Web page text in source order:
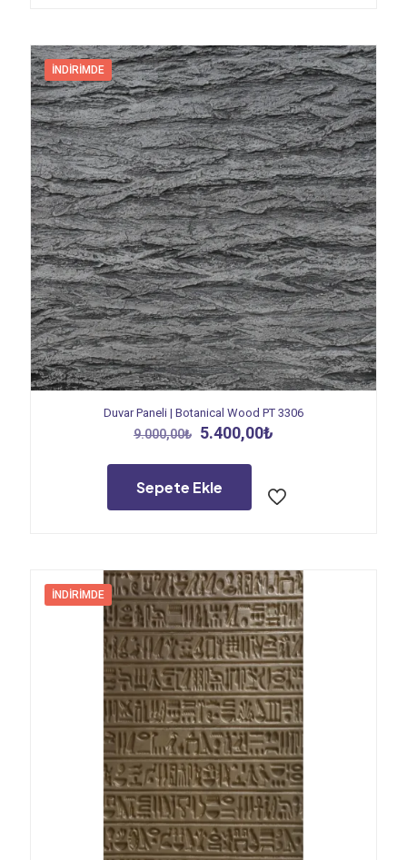
İNDIRIMDE
Duvar Paneli | Botanical Wood PT 3306
9.000,00₺ Orijinal
9.000,00₺.
5.400,00₺
5.400,00₺.
Sepete Ekle
İNDIRIMDE